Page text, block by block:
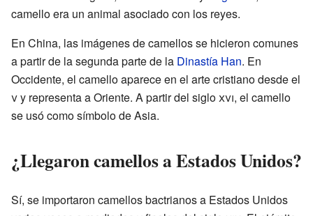
camello era un animal asociado con los reyes.
En China, las imágenes de camellos se hicieron comunes
a partir de la segunda parte de la Dinastía Han. En
Occidente, el camello aparece en el arte cristiano desde el
vy representa a Oriente. A partir del sigloxvi, el camello
se usó como símbolo de Asia.
¿Llegaron camellos a Estados Unidos?
Sí, se importaron camellos bactrianos a Estados Unidos